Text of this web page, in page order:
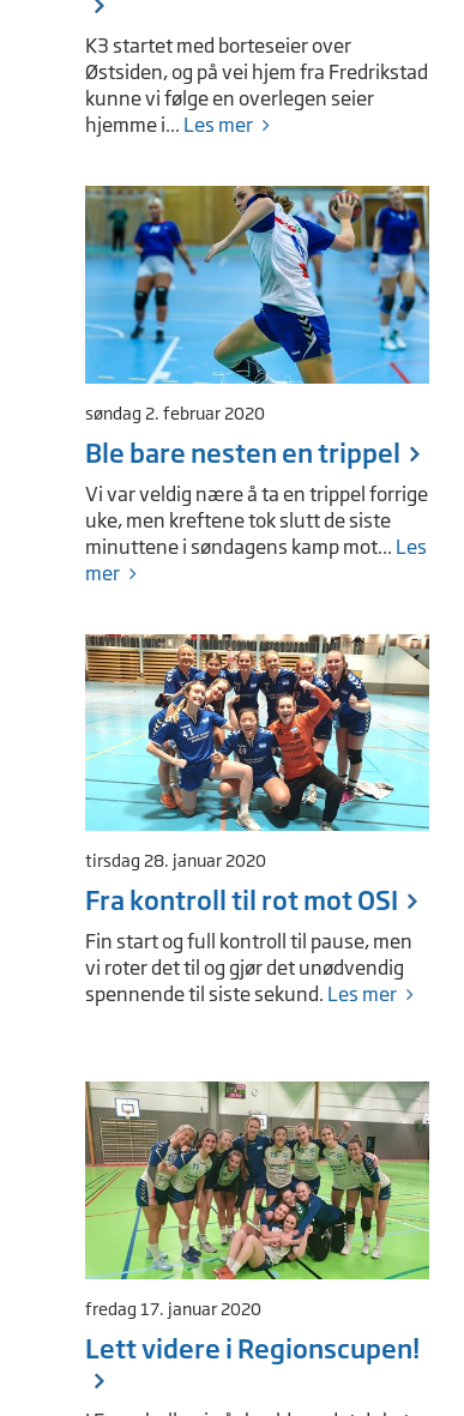
K3 startet med borteseier over
Østsiden, og på vei hjem fra Fredrikstad
kunne vi følge en overlegen seier
hjemme i... Les mer
søndag 2. februar 2020
Ble bare nesten en trippel
Vi var veldig nære å ta en trippel forrige
uke, men kreftene tok slutt de siste
minuttene i søndagens kamp mot... Les
mer
tirsdag 28. januar 2020
Fra kontroll til rot mot OSI
Fin start og full kontroll til pause, men
vi roter det til og gjør det unødvendig
spennende til siste sekund. Les mer
fredag 17. januar 2020
Lett videre i Regionscupen!